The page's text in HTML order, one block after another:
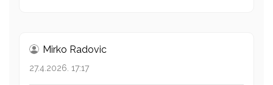
Mirko Radovic
27.4.2026. 17:17